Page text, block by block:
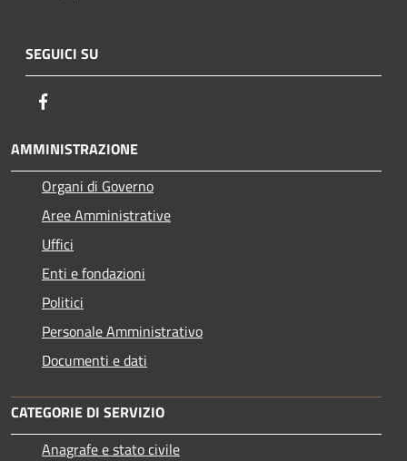
SEGUICI SU
AMMINISTRAZIONE
Organi di Governo
Aree Amministrative
Uffici
Enti e fondazioni
Politici
Personale Amministrativo
Documenti e dati
CATEGORIE DI SERVIZIO
Anagrafe e stato civile